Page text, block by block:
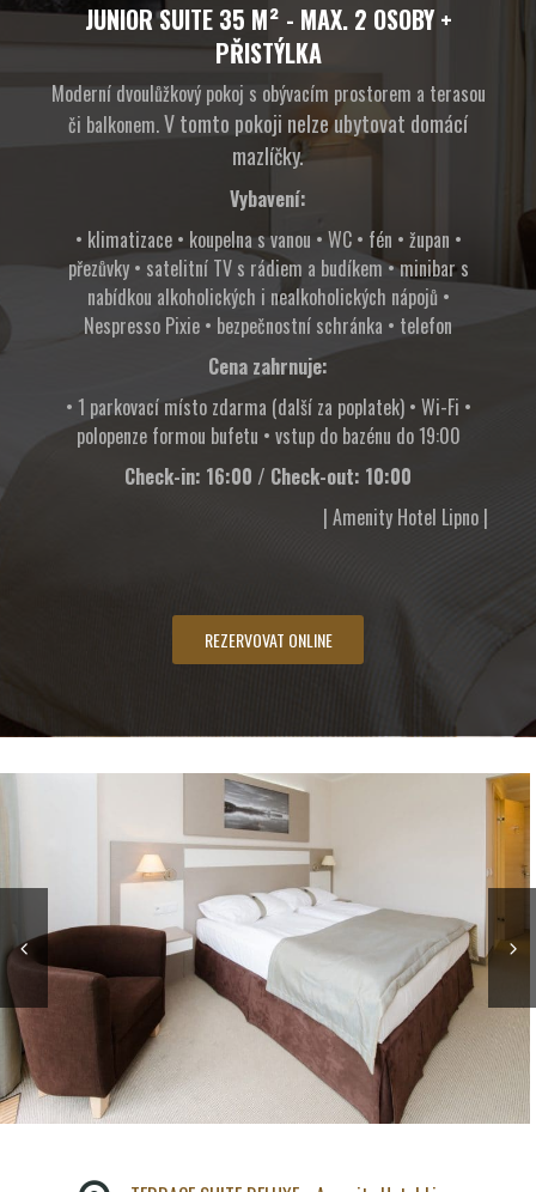
JUNIOR SUITE 35 M² - MAX. 2 OSOBY +
PŘISTÝLKA
Moderní dvoulůžkový pokoj s obývacím prostorem a terasou
či balkonem.V tomto pokoji nelze ubytovat domácí
mazlíčky.
Vybavení:
• klimatizace • koupelna s vanou • WC • fén • župan •
přezůvky • satelitní TV s rádiem a budíkem • minibar s
nabídkou alkoholických i nealkoholických nápojů •
Nespresso Pixie • bezpečnostní schránka • telefon
Cena zahrnuje:
• 1 parkovací místo zdarma (další za poplatek) • Wi-Fi •
polopenze formou bufetu • vstup do bazénu do 19:00
Check-in: 16:00 / Check-out: 10:00
| Amenity Hotel Lipno |
REZERVOVAT ONLINE